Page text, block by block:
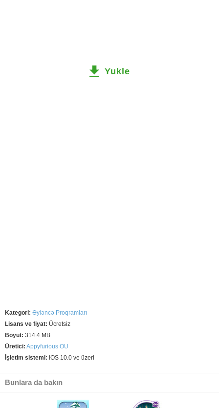
Yukle
Kategori: Əyləncə Proqramları
Lisans ve fiyat: Ücretsiz
Boyut: 314.4 MB
Üretici: Appyfurious OU
İşletim sistemi: iOS 10.0 ve üzeri
Bunlara da bakın